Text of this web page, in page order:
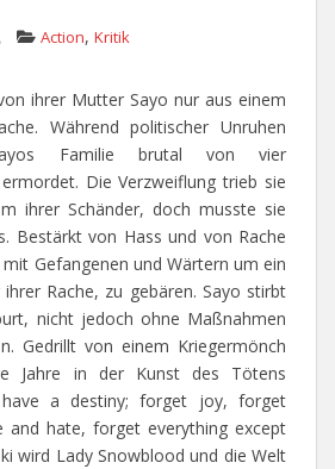
Action, Kritik
ihrer Mutter Sayo nur aus einem
Während politischer Unruhen
Familie brutal von vier
Die Verzweiflung trieb sie
ihrer Schänder, doch musste sie
Bestärkt von Hass und von Rache
Gefangenen und Wärtern um ein
Rache, zu gebären. Sayo stirbt
nicht jedoch ohne Maßnahmen
Gedrillt von einem Kriegermönch
Jahre in der Kunst des Tötens
have a destiny; forget joy, forget
and hate, forget everything except
wird Lady Snowblood und die Welt